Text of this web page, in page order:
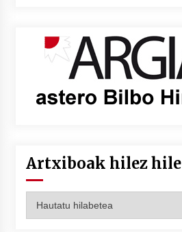
Artxiboak hilez hile
hilez